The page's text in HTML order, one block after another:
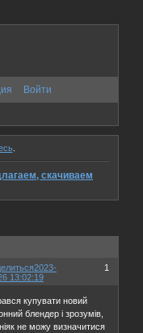
Войти
.
скачиваем
1
2023-
13:02:19
купувати новий
блендер і зрозумів,
не можу визначитися